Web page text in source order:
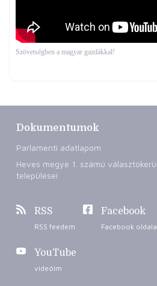
Szövetségben a magyar gazdákkal!
Dokumentumok
Parlamenti adatlapom
Heves megye 1. számú
települései
RSS
RSS feedem
Facebook
Facebook
YouTube
videóim